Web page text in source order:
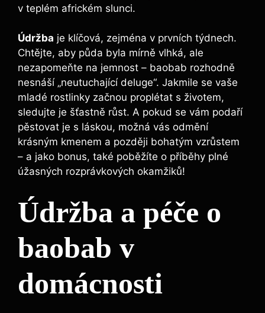
v teplém africkém slunci.
Údržba je klíčová, zejména v prvních týdnech.
Chtějte, aby půda byla mírně vlhká, ale
nezapomeňte na jemnost – baobab rozhodně
nesnáší „neutuchající deluge“. Jakmile se vaše
mladé rostlinky začnou proplétat s životem,
sledujte je šťastně růst. A pokud se vám podaří
pěstovat je s láskou, možná vás odmění
krásným kmenem a později bohatým vzrůstem
– a jako bonus, také poběžíte o příběhy plné
úžasných rozprávkových okamžiků!
Údržba a péče o
baobab v
domácnosti